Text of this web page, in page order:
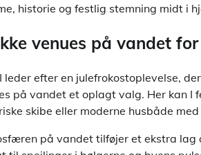
historie og festlig stemning midt i
venues på vandet
leder efter en julefrokostoplevelse,
på vandet et oplagt valg. Her kan I
skibe eller moderne husbåde
på vandet tilføjer et ekstra lag